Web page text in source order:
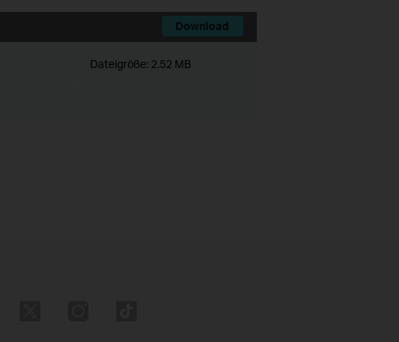
Download
Dateigröße: 2.52 MB